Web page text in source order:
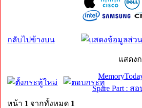
กลับไปข้างบน
แสดง
Spare Part : ส
หน้า 1 จากทั้งหมด 1